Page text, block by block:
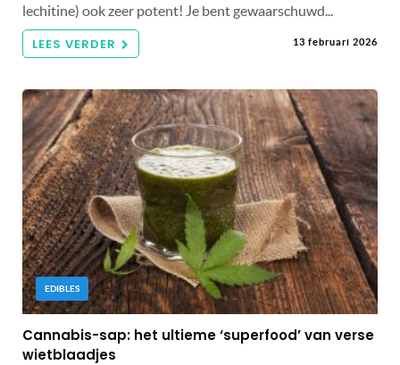
lechitine) ook zeer potent! Je bent gewaarschuwd...
LEES VERDER 13 februari 2026
EDIBLES
Cannabis-sap: het ultieme ‘superfood’ van verse
wietblaadjes